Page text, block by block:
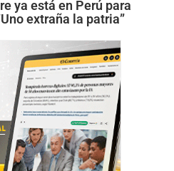
ya está en Perú para
extraña la patria”